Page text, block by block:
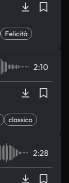
Felicità
2:10
classico
2:28